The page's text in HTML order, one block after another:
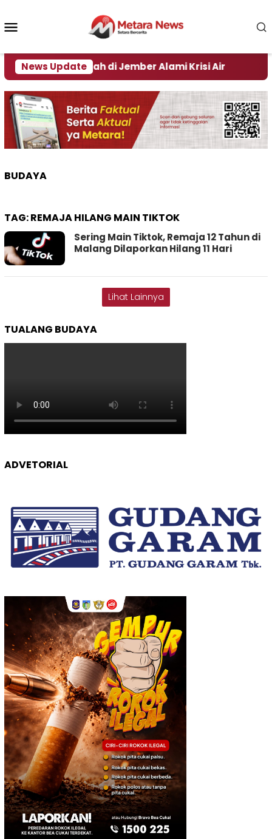
konten
News Update
Daerah di Jember Alami Krisi Air
BUDAYA
TAG:REMAJA HILANG MAIN TIKTOK
Sering Main Tiktok, Remaja 12 Tahun di
Malang Dilaporkan Hilang 11 Hari
Lihat Lainnya
TUALANG BUDAYA
ADVETORIAL